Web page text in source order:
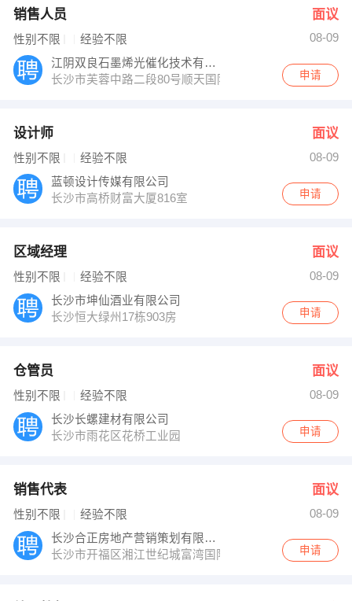
销售人员 面议
性别不限 经验不限
08-09
江阴双良石墨烯光催化技术有限公司
长沙市芙蓉中路二段80号顺天国际财富中心2002室
申请
设计师 面议
性别不限 经验不限
08-09
蓝顿设计传媒有限公司
长沙市高桥财富大厦816室
申请
区域经理 面议
性别不限 经验不限
08-09
长沙市坤仙酒业有限公司
长沙恒大绿州17栋903房
申请
仓管员 面议
性别不限 经验不限
08-09
长沙长螺建材有限公司
长沙市雨花区花桥工业园
申请
销售代表 面议
性别不限 经验不限
08-09
长沙合正房地产营销策划有限公司
长沙市开福区湘江世纪城富湾国际3栋2901
申请